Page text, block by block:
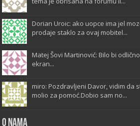
Dorian Uroic: ako uopce ima jel
prodaje staklo za ovaj mobitel...
Matej Šovi Martinović: Bilo bi
ekran...
miro: Pozdravljeni Davor, vidim da
molio za pomoć.Dobio sam no...
O Nama